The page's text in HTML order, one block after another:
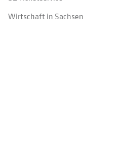
Wirtschaft in Sachsen